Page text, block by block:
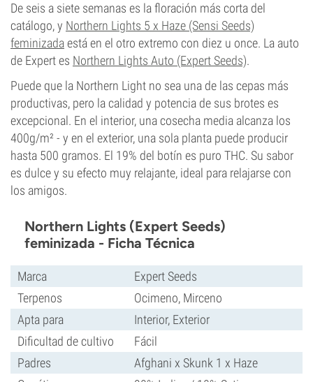
De seis a siete semanas es la floración más corta del
catálogo, y Northern Lights 5 x Haze (Sensi Seeds)
feminizadaestá en el otro extremo con diez u once. La auto
de Expert es Northern Lights Auto (Expert Seeds).
Puede que la Northern Light no sea una de las cepas más
productivas, pero la calidad y potencia de sus brotes es
excepcional. En el interior, una cosecha media alcanza los
400g/m² - y en el exterior, una sola planta puede producir
hasta 500 gramos. El 19% del botín es puro THC. Su sabor
es dulce y su efecto muy relajante, ideal para relajarse con
los amigos.
Northern Lights (Expert Seeds)
feminizada - Ficha Técnica
Marca
Expert Seeds
Terpenos
Ocimeno, Mirceno
Apta para
Interior, Exterior
Dificultad de cultivo
Fácil
Padres
Afghani x Skunk 1 x Haze